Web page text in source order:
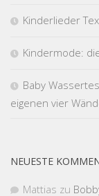
Kinderlieder
Kindermode:
Baby
eigenen vier
NEUESTE
Mattias zu